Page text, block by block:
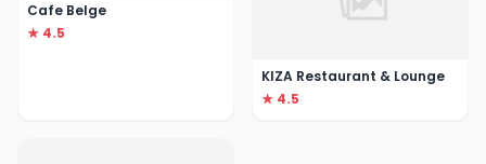
Cafe Belge
★ 4.5
KIZA Restaurant & Lounge
★ 4.5